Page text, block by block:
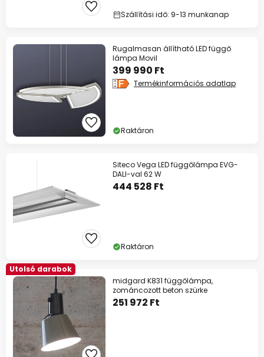
Szállítási idő: 9-13 munkanap
Rugalmasan állítható LED függő
lámpa Movil
399 990 Ft
Termékinformációs adatlap
Raktáron
Siteco Vega LED függőlámpa EVG-
DALI-val 62 W
444 528 Ft
Raktáron
Utolsó darabok
midgard K831 függőlámpa,
zománcozott beton szürke
251 972 Ft